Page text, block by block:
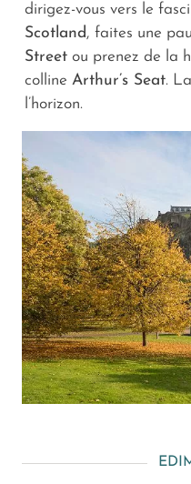
dirigez-vous vers le
Scotland, faites une
Street ou prenez de la
colline Arthur’s Seat.
l’horizon.